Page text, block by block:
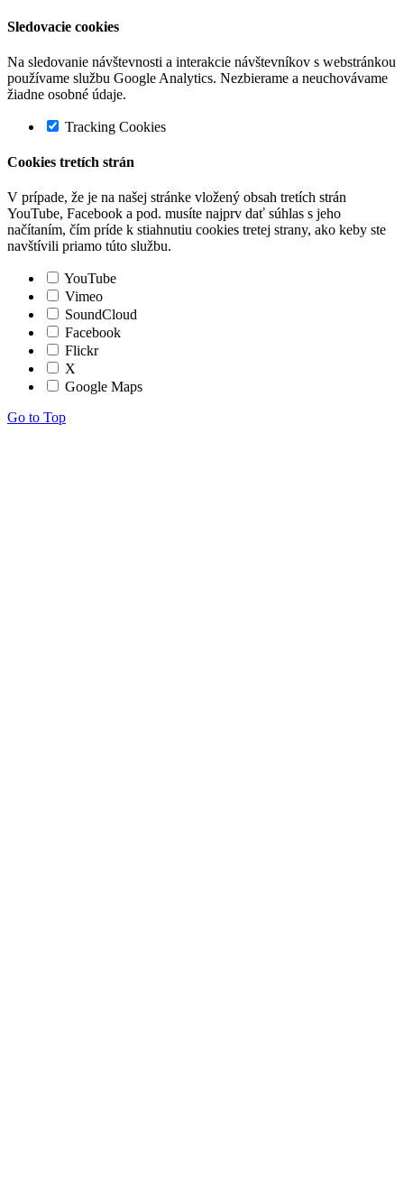
Sledovacie cookies
Na sledovanie návštevnosti a interakcie návštevníkov s webstránkou
používame službu Google Analytics. Nezbierame a neuchovávame
žiadne osobné údaje.
Tracking Cookies
Cookies tretích strán
V prípade, že je na našej stránke vložený obsah tretích strán
YouTube, Facebook a pod. musíte najprv dať súhlas s jeho
načítaním, čím príde k stiahnutiu cookies tretej strany, ako keby ste
navštívili priamo túto službu.
YouTube
Vimeo
SoundCloud
Facebook
Flickr
X
Google Maps
Go to Top